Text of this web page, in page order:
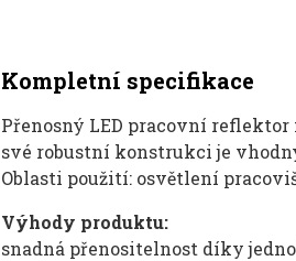
Kompletní specifikace
Přenosný LED pracovní
své robustní konstrukci je
Oblasti použití: osvětlení
Výhody produktu:
snadná přenositelnost díky